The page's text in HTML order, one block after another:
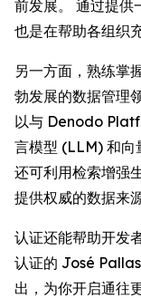
前发展。 通过提供
也是在帮助各组织
另一方面，熟练掌
勃发展的数据管理
以与 Denodo
言模型 (LLM) 和向
还可利用检索增强
提供权威的数据来源
认证还能帮助开发
认证的 José
出，为你开启通往